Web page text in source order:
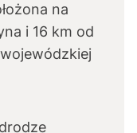
na
i 16 km od